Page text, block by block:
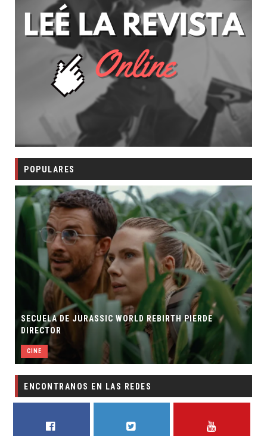
POPULARES
SECUELA DE JURASSIC WORLD REBIRTH PIERDE
DIRECTOR
CINE
ENCONTRANOS EN LAS REDES